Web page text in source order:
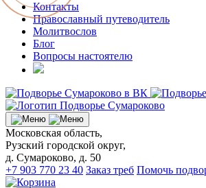
Контакты
Православный путеводитель
Молитвослов
Блог
Вопросы настоятелю
Московская область,
Рузский городской округ,
д. Сумароково, д. 50
+7 903 770 23 40 Заказ треб Помочь